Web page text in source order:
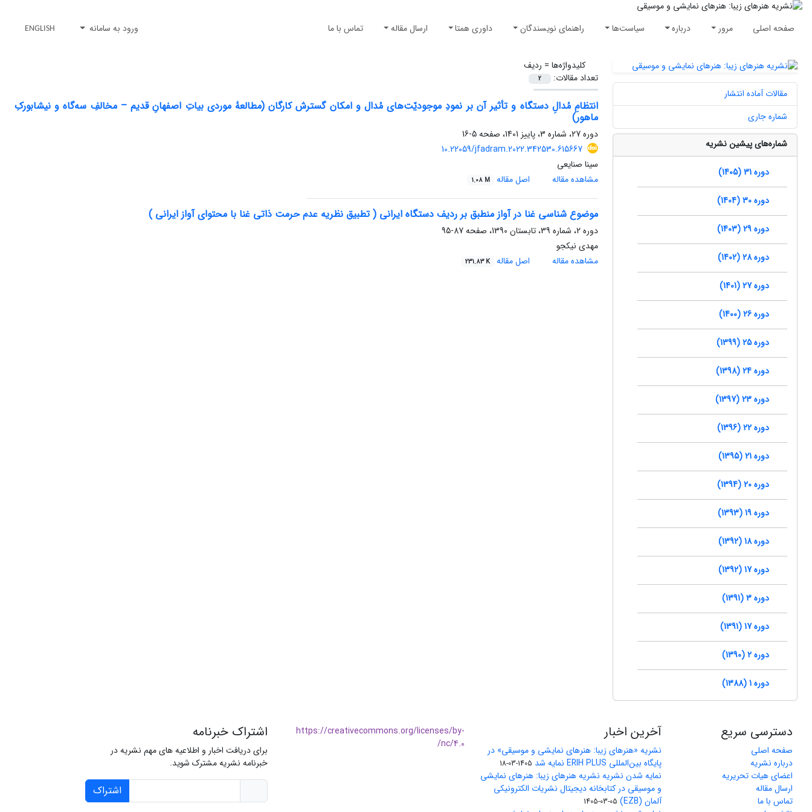
صفحه اصلی مرور درباره سیاست‌ها راهنمای نویسندگان داوری همتا ارسال مقاله تماس با ما ورود به سامانه ENGLISH
کلیدواژه‌ها = ردیف
تعداد مقالات:
2
انتظامِ مُدالِ دستگاه و تأثیر آن بر نمودِ موجودیّت‌های مُدال و امکان گسترش کارگان (مطالعهٔ موردی بیاتِ اصفهانِ قدیم – مخالفِ سه‌گاه و نیشابورکِ
ماهور)
دوره 27، شماره 3، پاییز 1401، صفحه
5-16
10.22059/jfadram.2022.342530.615667
سینا صنایعی
مشاهده مقاله
اصل مقاله 1.08 M
موضوع شناسی غنا در آواز منطبق بر ردیف دستگاه ایرانی ( تطبیق نظریه عدم حرمت ذاتی غنا با محتوای آواز ایرانی )
دوره 2، شماره 39، تابستان 1390، صفحه
87-95
مهدی نیکجو
مشاهده مقاله
اصل مقاله 231.83 K
مقالات آماده انتشار
شماره جاری
شماره‌های پیشین نشریه
دوره 31 (1405)
دوره 30 (1404)
دوره 29 (1403)
دوره 28 (1402)
دوره 27 (1401)
دوره 26 (1400)
دوره 25 (1399)
دوره 24 (1398)
دوره 23 (1397)
دوره 22 (1396)
دوره 21 (1395)
دوره 20 (1394)
دوره 19 (1393)
دوره 18 (1392)
دوره 17 (1392)
دوره 3 (1391)
دوره 17 (1391)
دوره 2 (1390)
دوره 1 (1388)
دسترسی سریع
صفحه اصلی
درباره نشریه
اعضای هیات تحریریه
ارسال مقاله
تماس با ما
آخرین اخبار
نشریه «هنرهای زیبا: هنرهای نمایشی و موسیقی» در
پایگاه بین‌المللی ERIH PLUS نمایه شد
1405-03-18
نمایه شدن نشریه نشریه هنرهای زیبا: هنرهای نمایشی
و موسیقی در کتابخانه دیجیتال نشریات الکترونیکی
آلمان (EZB)
1405-03-05
https://creativecommons.org/licenses/by-
nc/4.0/
اشتراک خبرنامه
برای دریافت اخبار و اطلاعیه های مهم نشریه در
خبرنامه نشریه مشترک شوید.
اشتراک